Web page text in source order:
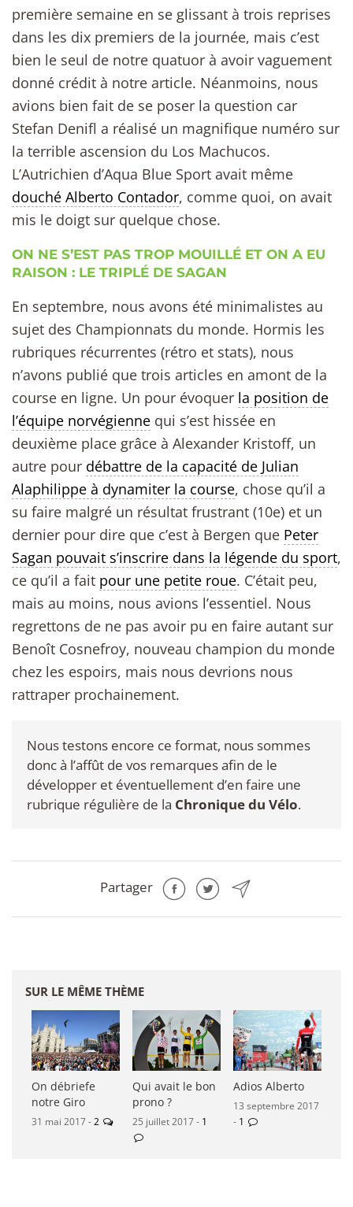
première semaine en se glissant à trois reprises
dans les dix premiers de la journée, mais c’est
bien le seul de notre quatuor à avoir vaguement
donné crédit à notre article. Néanmoins, nous
avions bien fait de se poser la question car
Stefan Denifl a réalisé un magnifique numéro sur
la terrible ascension du Los Machucos.
L’Autrichien d’Aqua Blue Sport avait même
douché Alberto Contador, comme quoi, on avait
mis le doigt sur quelque chose.
ON NE S’EST PAS TROP MOUILLÉ ET ON A EU
RAISON : LE TRIPLÉ DE SAGAN
En septembre, nous avons été minimalistes au
sujet des Championnats du monde. Hormis les
rubriques récurrentes (rétro et stats), nous
n’avons publié que trois articles en amont de la
course en ligne. Un pour évoquer la position de
l’équipe norvégienne qui s’est hissée en
deuxième place grâce à Alexander Kristoff, un
autre pour débattre de la capacité de Julian
Alaphilippe à dynamiter la course, chose qu’il a
su faire malgré un résultat frustrant (10e) et un
dernier pour dire que c’est à Bergen que Peter
Sagan pouvait s’inscrire dans la légende du sport,
ce qu’il a fait pour une petite roue. C’était peu,
mais au moins, nous avions l’essentiel. Nous
regrettons de ne pas avoir pu en faire autant sur
Benoît Cosnefroy, nouveau champion du monde
chez les espoirs, mais nous devrions nous
rattraper prochainement.
Nous testons encore ce format, nous sommes
donc à l’affût de vos remarques afin de le
développer et éventuellement d’en faire une
rubrique régulière de la Chronique du Vélo.
Partager
SUR LE MÊME THÈME
On débriefe
notre Giro
31 mai 2017 -2
Qui avait le bon
prono ?
25 juillet 2017 - 1
Adios Alberto
13 septembre 2017
- 1